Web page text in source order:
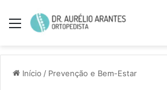
Menu
Início / Prevenção e Bem-Estar